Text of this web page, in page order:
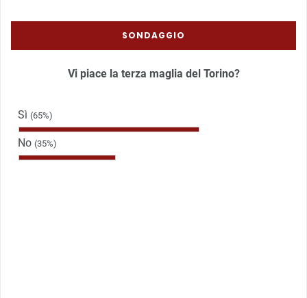
SONDAGGIO
Vi piace la terza maglia del Torino?
Sì (65%)
No (35%)